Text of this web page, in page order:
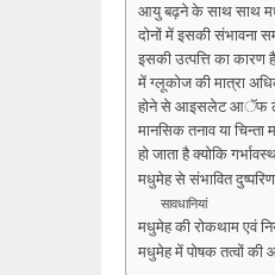
आयु बढ़ने के साथ साथ
दोनों में इसकी संभावना
इसकी उत्पत्ति का कारण
में ग्लूकोज की मात्रा
होने से आइसलेट आॅफ
मानसिक तनाव या
हो जाता है क्योकि
मधुमेह से संभावित
सावधानियां
मधुमेह की रोकथाम एवं
मधुमेह में पोषक तत्वों की